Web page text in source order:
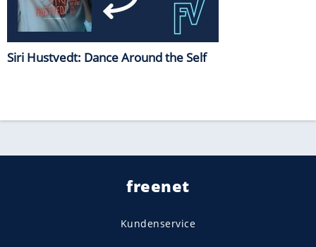
Siri Hustvedt: Dance Around the Self
freenet
Kundenservice